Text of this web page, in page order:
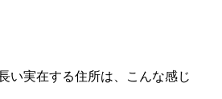
い実在する住所は、こんな感じ